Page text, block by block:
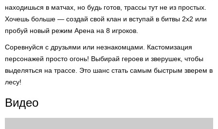
находишься в матчах, но будь готов, трассы тут не из простых.
Хочешь больше — создай свой клан и вступай в битвы 2x2 или
пробуй новый режим Арена на 8 игроков.
Соревнуйся с друзьями или незнакомцами. Кастомизация
персонажей просто огонь! Выбирай героев и зверушек, чтобы
выделяться на трассе. Это шанс стать самым быстрым зверем в
лесу!
Видео